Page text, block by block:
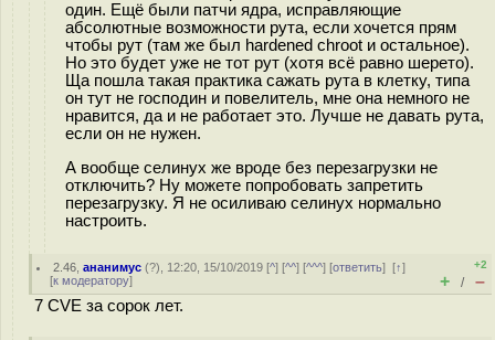
один. Ещё были патчи ядра, исправляющие
абсолютные возможности рута, если хочется прям
чтобы рут (там же был hardened chroot и остальное).
Но это будет уже не тот рут (хотя всё равно шерето).
Ща пошла такая практика сажать рута в клетку, типа
он тут не господин и повелитель, мне она немного не
нравится, да и не работает это. Лучше не давать рута,
если он не нужен.
А вообще селинух же вроде без перезагрузки не
отключить? Ну можете попробовать запретить
перезагрузку. Я не осиливаю селинух нормально
настроить.
2.46 ,ананимус (?), 12:20, 15/10/2019 [^] [^^] [^^^] [ответить][↑]
[к модератору]
+2
+ / –
7 CVE за сорок лет.